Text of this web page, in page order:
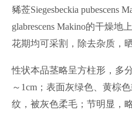
豨莶Siegesbeckia pubescens
glabrescens Makino的干燥地
花期均可采割，除去杂质，晒
性状本品茎略呈方柱形，多
～1cm；表面灰绿色、黄棕
纹，被灰色柔毛；节明显，